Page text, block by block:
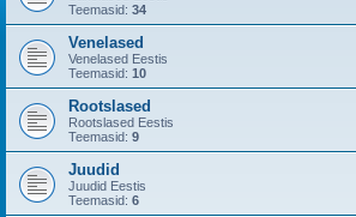
Teemasid: 34
Venelased
Venelased Eestis
Teemasid: 10
Rootslased
Rootslased Eestis
Teemasid: 9
Juudid
Juudid Eestis
Teemasid: 6